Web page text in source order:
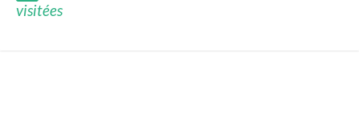
visitées